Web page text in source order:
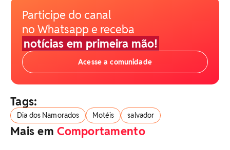
Participe do canal
no Whatsapp e receba
notícias em primeira mão!
Acesse a comunidade
Tags:
Dia dos Namorados Motéis salvador
Mais emComportamento